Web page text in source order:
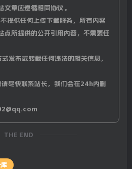
文章应遵循相同协议。
提供任何上传下载服务，所有内容
点所提供的公开引用内容，不需要任
发布或转载任何违法的相关信息，
尽快联系站长，我们会在24h内删
THE END